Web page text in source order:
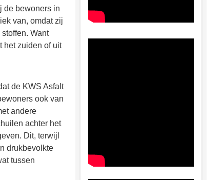
de bewoners in
van, omdat zij
Want
het zuiden of uit
de KWS Asfalt
ook van
andere
achter het
Dit, terwijl
drukbevolkte
tussen